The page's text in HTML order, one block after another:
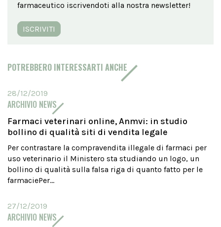
farmaceutico iscrivendoti alla nostra newsletter!
ISCRIVITI
POTREBBERO INTERESSARTI ANCHE
28/12/2019
ARCHIVIO NEWS
Farmaci veterinari online, Anmvi: in studio
bollino di qualità siti di vendita legale
Per contrastare la compravendita illegale di farmaci per
uso veterinario il Ministero sta studiando un logo, un
bollino di qualità sulla falsa riga di quanto fatto per le
farmaciePer...
27/12/2019
ARCHIVIO NEWS